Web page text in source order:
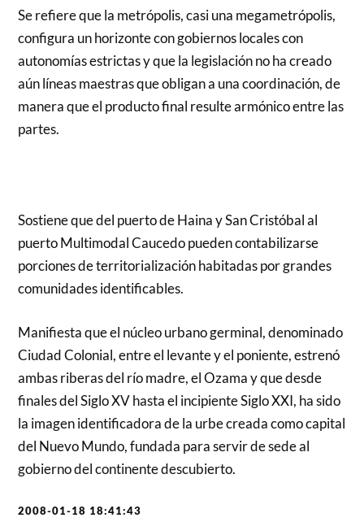
Se refiere que la metrópolis, casi una megametrópolis,
configura un horizonte con gobiernos locales con
autonomías estrictas y que la legislación no ha creado
aún líneas maestras que obligan a una coordinación, de
manera que el producto final resulte armónico entre las
partes.
Sostiene que del puerto de Haina y San Cristóbal al
puerto Multimodal Caucedo pueden contabilizarse
porciones de territorialización habitadas por grandes
comunidades identificables.
Manifiesta que el núcleo urbano germinal, denominado
Ciudad Colonial, entre el levante y el poniente, estrenó
ambas riberas del río madre, el Ozama y que desde
finales del Siglo XV hasta el incipiente Siglo XXI, ha sido
la imagen identificadora de la urbe creada como capital
del Nuevo Mundo, fundada para servir de sede al
gobierno del continente descubierto.
2008-01-18 18:41:43